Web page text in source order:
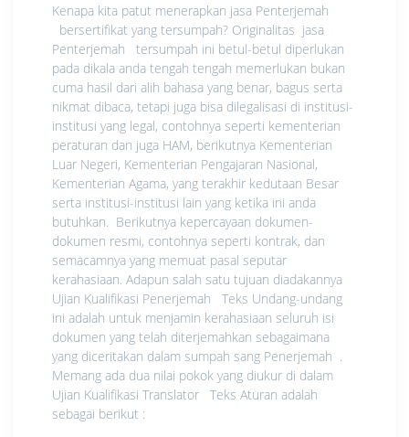
Kenapa kita patut menerapkan jasa Penterjemah
bersertifikat yang tersumpah? Originalitas jasa
Penterjemah tersumpah ini betul-betul diperlukan
pada dikala anda tengah tengah memerlukan bukan
cuma hasil dari alih bahasa yang benar, bagus serta
nikmat dibaca, tetapi juga bisa dilegalisasi di institusi-
institusi yang legal, contohnya seperti kementerian
peraturan dan juga HAM, berikutnya Kementerian
Luar Negeri, Kementerian Pengajaran Nasional,
Kementerian Agama, yang terakhir kedutaan Besar
serta institusi-institusi lain yang ketika ini anda
butuhkan. Berikutnya kepercayaan dokumen-
dokumen resmi, contohnya seperti kontrak, dan
semacamnya yang memuat pasal seputar
kerahasiaan. Adapun salah satu tujuan diadakannya
Ujian Kualifikasi Penerjemah Teks Undang-undang
ini adalah untuk menjamin kerahasiaan seluruh isi
dokumen yang telah diterjemahkan sebagaimana
yang diceritakan dalam sumpah sang Penerjemah .
Memang ada dua nilai pokok yang diukur di dalam
Ujian Kualifikasi Translator Teks Aturan adalah
sebagai berikut :